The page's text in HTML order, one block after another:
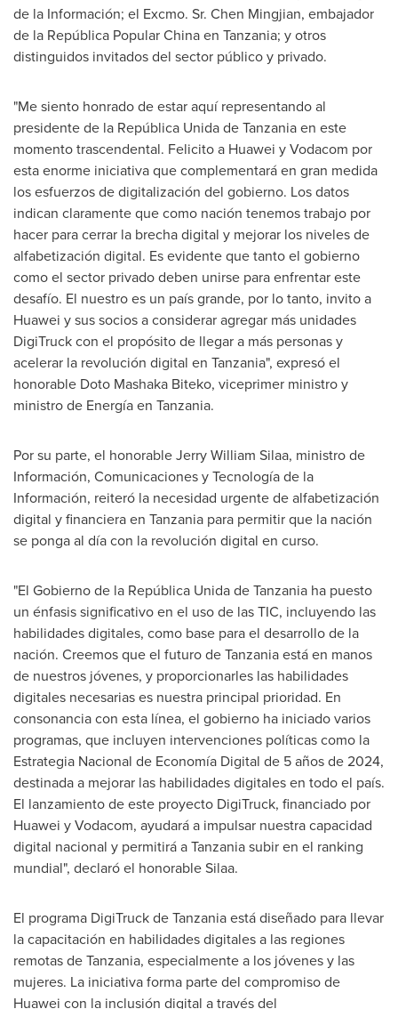
de la Información; el Excmo. Sr. Chen Mingjian, embajador
de la República Popular China en Tanzania; y otros
distinguidos invitados del sector público y privado.
"Me siento honrado de estar aquí representando al
presidente de la República Unida deTanzaniaen este
momento trascendental. Felicito a Huawei y Vodacom por
esta enorme iniciativa que complementará en gran medida
los esfuerzos de digitalización del gobierno. Los datos
indican claramente que como nación tenemos trabajo por
hacer para cerrar la brecha digital y mejorar los niveles de
alfabetización digital. Es evidente que tanto el gobierno
como el sector privado deben unirse para enfrentar este
desafío. El nuestro es un país grande, por lo tanto, invito a
Huawei y sus socios a considerar agregar más unidades
DigiTruck con el propósito de llegar a más personas y
acelerar la revolución digital en Tanzania", expresó el
honorable Doto Mashaka Biteko, viceprimer ministro y
ministro de Energía en Tanzania.
Por su parte, el honorable Jerry William Silaa, ministro de
Información, Comunicaciones y Tecnología de la
Información, reiteró la necesidad urgente de alfabetización
digital y financiera en Tanzania para permitir que la nación
se ponga al día con la revolución digital en curso.
"El Gobierno de la República Unida deTanzania ha puesto
un énfasis significativo en el uso de las TIC, incluyendo las
habilidades digitales, como base para el desarrollo de la
nación. Creemos que el futuro deTanzaniaestá en manos
de nuestros jóvenes, y proporcionarles las habilidades
digitales necesarias es nuestra principal prioridad. En
consonancia con esta línea, el gobierno ha iniciado varios
programas, que incluyen intervenciones políticas como la
Estrategia Nacional de Economía Digital de 5 años de 2024,
destinada a mejorar las habilidades digitales en todo el país.
El lanzamiento de este proyecto DigiTruck, financiado por
Huawei y Vodacom, ayudará a impulsar nuestra capacidad
digital nacional y permitirá aTanzaniasubir en el ranking
mundial", declaró el honorable Silaa.
El programa DigiTruck deTanzaniaestá diseñado para llevar
la capacitación en habilidades digitales a las regiones
remotas deTanzania, especialmente a los jóvenes y las
mujeres. La iniciativa forma parte del compromiso de
Huawei con la inclusión digital a través del